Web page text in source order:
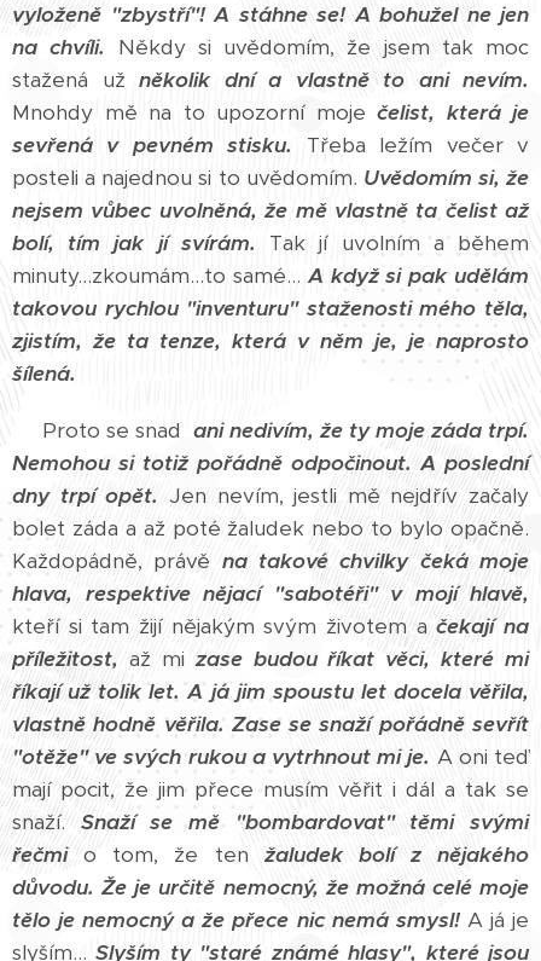
vyloženě "zbystří"! A stáhne se!A bohužel ne jen
na chvíli.
Někdy si uvědomím, že jsem tak moc
stažená už několik dní a vlastně to ani nevím.
Mnohdy mě na to upozorní moje čelist, která je
sevřená v pevném stisku. Třeba ležím večer v
posteli a najednou si to uvědomím. Uvědomím si, že
nejsem vůbec uvolněná, že mě vlastně ta čelist až
bolí, tím jak jí svírám. Tak jí uvolním a během
minuty...zkoumám...to samé...A když si pak udělám
takovou rychlou "inventuru" staženosti mého těla,
zjistím, že ta tenze, která v něm je, je naprosto
šílená.
Proto se snad ani nedivím, že ty moje záda trpí.
Nemohou si totiž pořádně odpočinout. A poslední
dny trpí opět. Jen nevím, jestli mě nejdřív začaly
bolet záda a až poté žaludek nebo to bylo opačně.
Každopádně, právě na takové chvilky čeká moje
hlava, respektive nějací "sabotéři" v mojí hlavě,
kteří si tam žijí nějakým svým životem ačekají na
příležitost, až mizase budou říkat věci, které mi
říkají už tolik let. A já jim spoustu let docela věřila,
vlastně hodně věřila. Zase se snaží pořádně sevřít
"otěže" ve svých rukou a vytrhnout mi je. A oni teď
mají pocit, že jim přece musím věřit i dál a tak se
snaží. Snaží se mě "bombardovat" těmi svými
řečmio tom, že ten žaludek bolí z nějakého
důvodu. Že je určitě nemocný, že možná celé moje
tělo je nemocný a že přece nic nemá smysl! A já je
slyším...Slyším ty "staré známé hlasy", které jsou